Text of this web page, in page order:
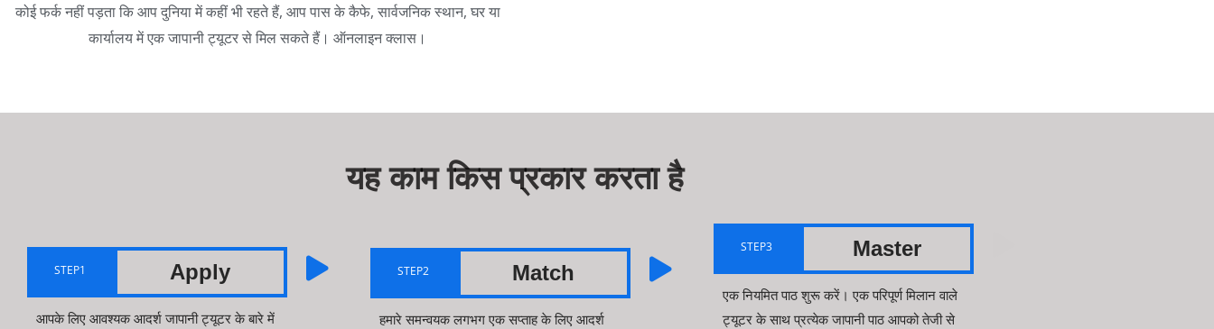
कोई फर्क नहीं पड़ता कि आप दुनिया में कहीं भी रहते हैं, आप पास के कैफे, सार्वजनिक स्थान, घर या
कार्यालय में एक जापानी ट्यूटर से मिल सकते हैं। ऑनलाइन क्लास।
यह काम किस प्रकार करता है
STEP1 Apply
आपके लिए आवश्यक आदर्श जापानी ट्यूटर के बारे में
STEP2 Match
हमारे समन्वयक लगभग एक सप्ताह के लिए आदर्श
STEP3 Master
एक नियमित पाठ शुरू करें। एक परिपूर्ण मिलान वाले
ट्यूटर के साथ प्रत्येक जापानी पाठ आपको तेजी से